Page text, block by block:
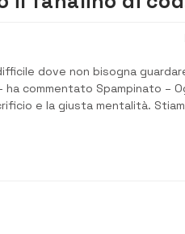
dove non bisogna
commentato Spampinato –
e la giusta mentalità.
che abbiamo dato fino ad